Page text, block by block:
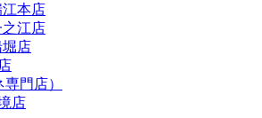
本店
江店
店
門店）
店